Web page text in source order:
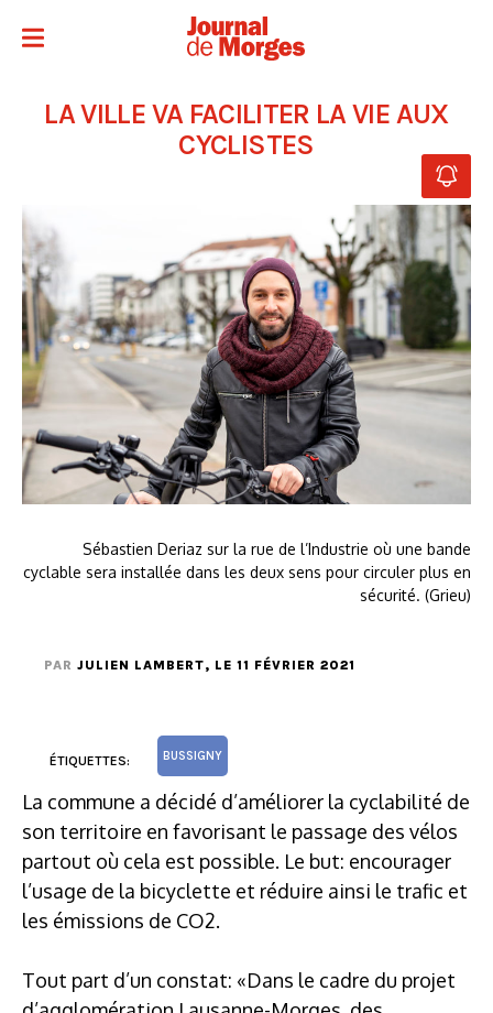
LA VILLE VA FACILITER LA VIE AUX
CYCLISTES
Sébastien Deriaz sur la rue de l’Industrie où une bande
cyclable sera installée dans les deux sens pour circuler plus en
sécurité. (Grieu)
PAR JULIEN LAMBERT, LE 11 FÉVRIER 2021
ÉTIQUETTES: BUSSIGNY
La commune a décidé d’améliorer la cyclabilité de
son territoire en favorisant le passage des vélos
partout où cela est possible. Le but: encourager
l’usage de la bicyclette et réduire ainsi le trafic et
les émissions de CO2.
Tout part d’un constat: «Dans le cadre du projet